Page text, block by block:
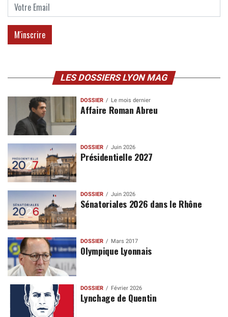
LES DOSSIERS LYON MAG
DOSSIER Le mois dernier
Affaire Roman Abreu
DOSSIER Juin 2026
Présidentielle 2027
DOSSIER Juin 2026
Sénatoriales 2026 dans le Rhône
DOSSIER Mars 2017
Olympique Lyonnais
DOSSIER Février 2026
Lynchage de Quentin